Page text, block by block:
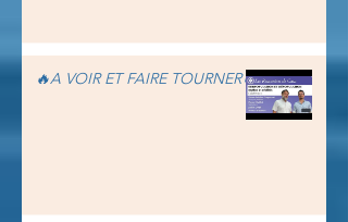
🔥A VOIR ET FAIRE TOURNER🔥